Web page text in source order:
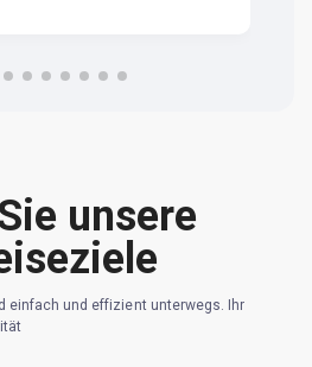
unsere
einfach und effizient unterwegs. Ihr